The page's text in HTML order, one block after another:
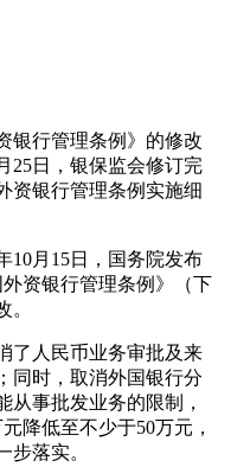
银行管理条例》的修改
25日，银保监会修订完
资银行管理条例实施细
10月15日，国务院发布
资银行管理条例》（下
。
了人民币业务审批及来
同时，取消外国银行分
从事批发业务的限制，
降低至不少于50万元，
步落实。